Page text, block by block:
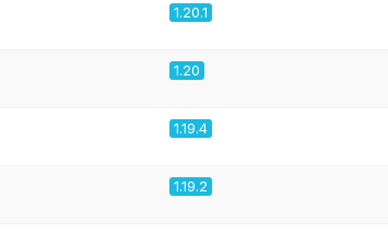
1.20.1
1.20
1.19.4
1.19.2